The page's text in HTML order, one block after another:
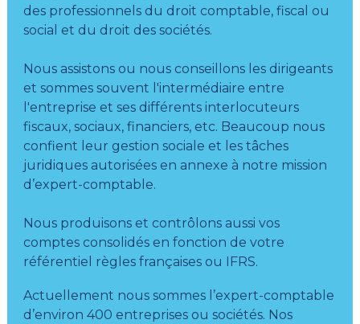
des professionnels du droit comptable, fiscal ou
social et du droit des sociétés.
Nous assistons ou nous conseillons les dirigeants
et sommes souvent l'intermédiaire entre
l'entreprise et ses différents interlocuteurs
fiscaux, sociaux, financiers, etc. Beaucoup nous
confient leur gestion sociale et les tâches
juridiques autorisées en annexe à notre mission
d’expert-comptable.
Nous produisons et contrôlons aussi vos
comptes consolidés en fonction de votre
référentiel règles françaises ou IFRS.
Actuellement nous sommes l’expert-comptable
d’environ 400 entreprises ou sociétés. Nos